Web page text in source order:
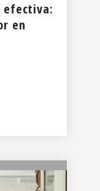
efectiva:
en